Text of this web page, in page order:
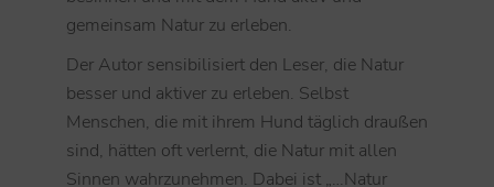
gemeinsam Natur zu erleben.
Der Autor sensibilisiert den Leser, die Natur
besser und aktiver zu erleben. Selbst
Menschen, die mit ihrem Hund täglich draußen
sind, hätten oft verlernt, die Natur mit allen
Sinnen wahrzunehmen. Dabei ist „…Natur